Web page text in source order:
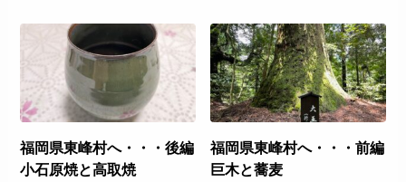
福岡県東峰村へ・・・後編
小石原焼と高取焼
福岡県東峰村へ・・・前編
巨木と蕎麦